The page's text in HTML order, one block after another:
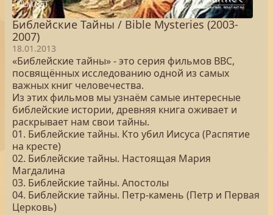
Библейские Тайны / Bible Mysteries (2003-
2007)
18.01.2013
«Библейские тайны» - это серия фильмов BBC,
посвящённых исследованию одной из самых
важных книг человечества.
Из этих фильмов мы узнаём самые интересные
библейские истории, древняя книга оживает и
раскрывает нам свои тайны.
01. Библейские тайны. Кто убил Иисуса (Распятие
на кресте)
02. Библейские тайны. Настоящая Мария
Магдалина
03. Библейские тайны. Апостолы
04. Библейские тайны. Петр-камень (Петр и Первая
Церковь)